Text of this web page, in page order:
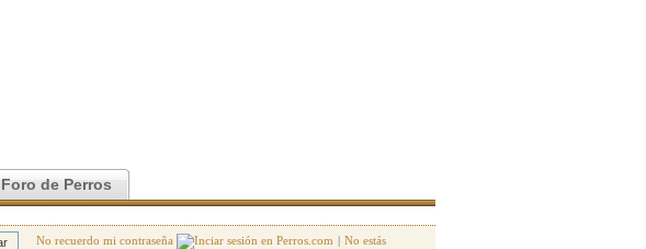
Foro de Perros
No recuerdo mi contraseña | No estás